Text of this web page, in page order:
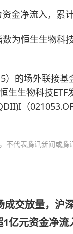
金净流入，累
为恒生生物科
）的场外联接
生生物科技
（021053.OF
不代表腾讯新闻或腾
交放量，沪
亿元资金净流